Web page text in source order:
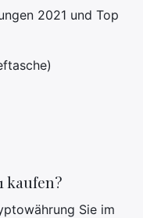
2021 und Top
kaufen?
Sie im